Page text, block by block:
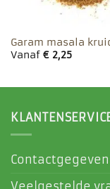
Garam masala
Vanaf €2,25